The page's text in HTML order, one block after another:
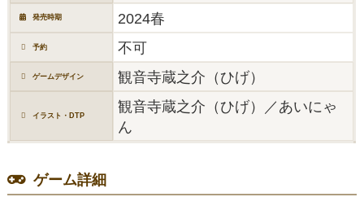
発売時期 2024春
予約 不可
ゲームデザイン 観音寺蔵之介（ひげ）
イラスト・DTP
観音寺蔵之介（ひげ）／あいにゃ
ん
ゲーム詳細